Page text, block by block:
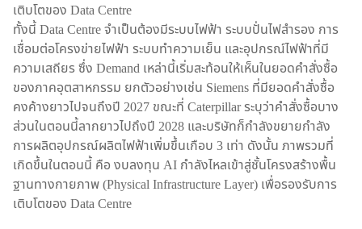
เติบโตของ Data Centre
ทั้งนี้ Data Centre จำเป็นต้องมีระบบไฟฟ้า ระบบปั่นไฟสำรอง การ
เชื่อมต่อโครงข่ายไฟฟ้า ระบบทำความเย็น และอุปกรณ์ไฟฟ้าที่มี
ความเสถียร ซึ่ง Demand เหล่านี้เริ่มสะท้อนให้เห็นในยอดคำสั่งซื้อ
ของภาคอุตสาหกรรม ยกตัวอย่างเช่น Siemens ที่มียอดคำสั่งซื้อ
คงค้างยาวไปจนถึงปี 2027 ขณะที่ Caterpillar ระบุว่าคำสั่งซื้อบาง
ส่วนในตอนนี้ลากยาวไปถึงปี 2028 และบริษัทก็กำลังขยายกำลัง
การผลิตอุปกรณ์ผลิตไฟฟ้าเพิ่มขึ้นเกือบ 3 เท่า ดังนั้น ภาพรวมที่
เกิดขึ้นในตอนนี้ คือ งบลงทุน AI กำลังไหลเข้าสู่ชั้นโครงสร้างพื้น
ฐานทางกายภาพ (Physical Infrastructure Layer) เพื่อรองรับการ
เติบโตของ Data Centre